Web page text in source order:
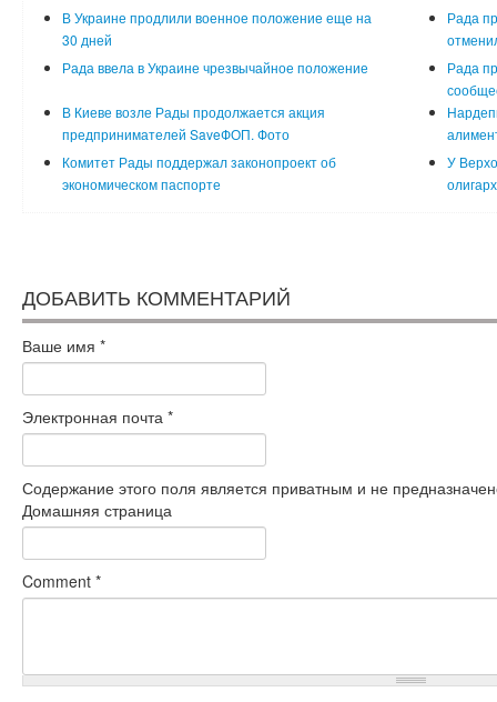
В Украине продлили военное положение еще на
30 дней
Рада
Рада ввела в Украине чрезвычайное положение
Рада
В Киеве возле Рады продолжается акция
предпринимателей SaveФОП. Фото
Комитет Рады поддержал законопроект об
экономическом паспорте
У
ДОБАВИТЬ КОММЕНТАРИЙ
Ваше имя *
Электронная почта *
Содержание этого поля является приватным и не
Домашняя страница
Comment *